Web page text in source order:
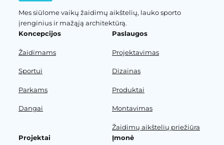
Mes siūlome vaikų žaidimų aikštelių, lauko sporto
įrenginius ir mažąją architektūrą.
Koncepcijos
Žaidimams
Sportui
Parkams
Dangai
Paslaugos
Projektavimas
Dizainas
Produktai
Montavimas
Žaidimų aikštelių priežiūra
Projektai
Įmonė